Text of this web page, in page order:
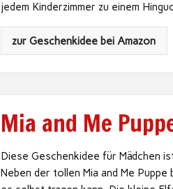
jedem Kinderzimmer zu einem
zur Geschenkidee bei Amazon
Mia and Me
Diese Geschenkidee für Mädchen
Neben der tollen Mia and Me Puppe